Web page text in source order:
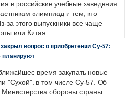
в российские учебные заведения.
олимпиад и тем, кто
за этого выпускники все чаще
или Китая.
вопрос о приобретении Су-57:
планируют
время закупать новые
"Сухой", в том числе Су-57. Об
Министерства обороны страны